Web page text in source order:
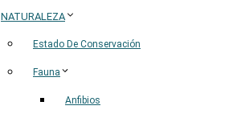
NATURALEZA
Estado De Conservación
Fauna
Anfibios